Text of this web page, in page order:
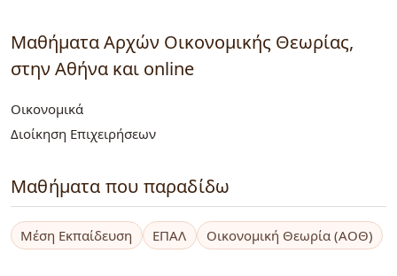
Μαθήματα Αρχών Οικονομικής Θεωρίας,
στην Αθήνα και online
Οικονομικά
Διοίκηση Επιχειρήσεων
Μαθήματα που παραδίδω
Μέση Εκπαίδευση ΕΠΑΛ Οικονομική Θεωρία (ΑΟΘ)